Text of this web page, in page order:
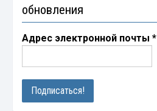
обновления
Адрес электронной почты*